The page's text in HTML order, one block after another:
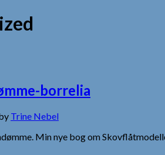
borrelia
Trine Nebel
Min nye bog om